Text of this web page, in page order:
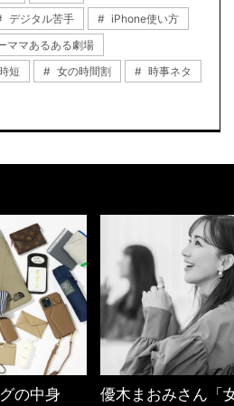
デジタル苦手
iPhone使い方
ママあるある劇場
短 女の時間割
時事ネタ
女の時間
40代の小顔メイク